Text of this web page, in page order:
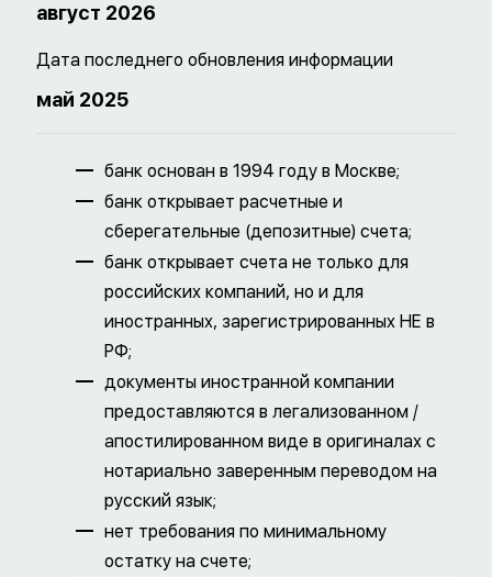
август 2026
Дата последнего обновления информации
май 2025
банк основан в 1994 году в Москве;
банк открывает расчетные и
сберегательные (депозитные) счета;
банк открывает счета не только для
российских компаний, но и для
иностранных, зарегистрированных НЕ в
РФ;
документы иностранной компании
предоставляются в легализованном /
апостилированном виде в оригиналах с
нотариально заверенным переводом на
русский язык;
нет требования по минимальному
остатку на счете;